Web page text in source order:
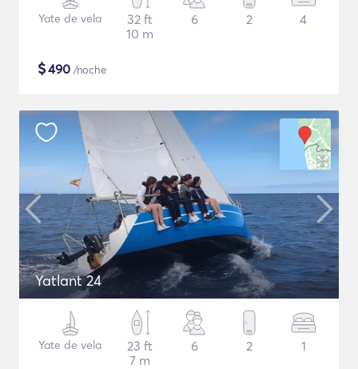
Yate de vela
32 ft
10 m
6 2 4
$490 /noche
Yatlant 24
Yate de vela
23 ft
7 m
6 2 1